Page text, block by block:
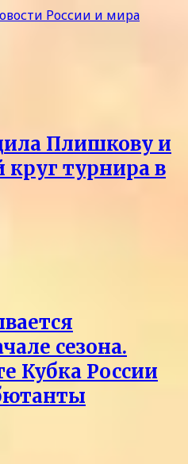
Плишкову и
турнира в
сезона.
Кубка России